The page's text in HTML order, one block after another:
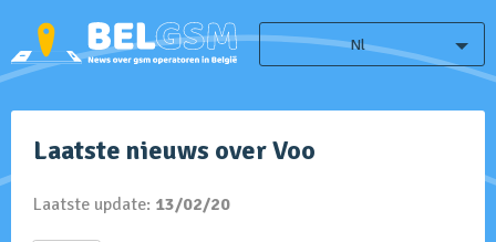
Nl
Laatste nieuws over Voo
Laatste update: 13/02/20